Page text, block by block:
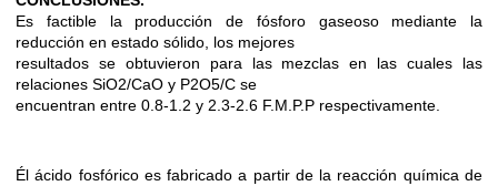
Es factible la producción de fósforo gaseoso mediante la
reducción en estado sólido, los mejores
resultados se obtuvieron para las mezclas en las cuales las
relaciones SiO2/CaO y P2O5/C se
encuentran entre 0.8-1.2 y 2.3-2.6 F.M.P.P respectivamente.
Él ácido fosfórico es fabricado a partir de la reacción química de